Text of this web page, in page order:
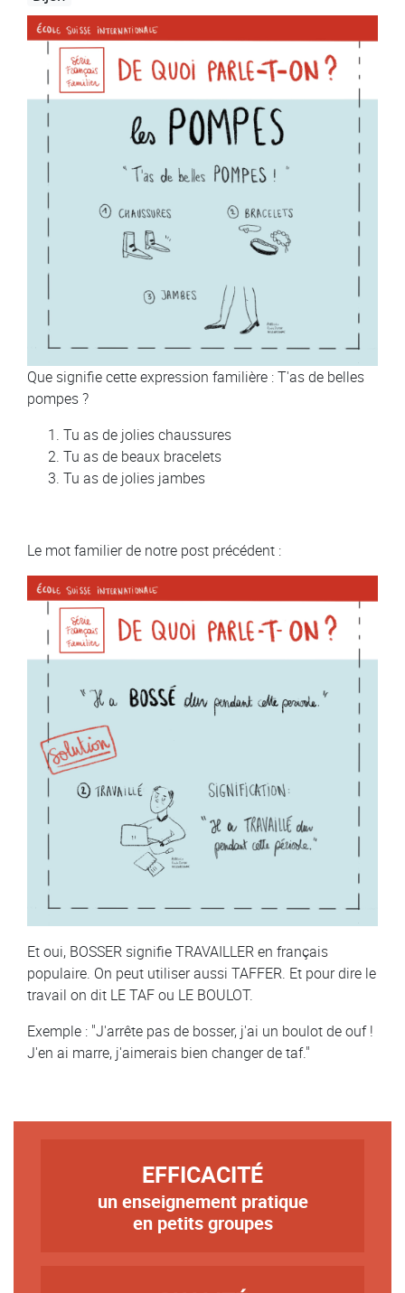
Image
Que signifie cette expression familière : T'as de belles
pompes ?
Tu as de jolies chaussures
Tu as de beaux bracelets
Tu as de jolies jambes
Le mot familier de notre post précédent :
Et oui, BOSSER signifie TRAVAILLER en français
populaire. On peut utiliser aussi TAFFER. Et pour dire le
travail on dit LE TAF ou LE BOULOT.
Exemple : "J'arrête pas de bosser, j'ai un boulot de ouf !
J'en ai marre, j'aimerais bien changer de taf."
EFFICACITÉ
un enseignement pratique
en petits groupes